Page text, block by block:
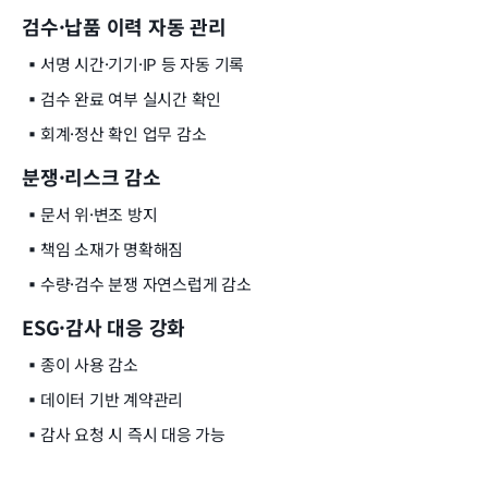
검수·납품 이력 자동 관리
▪️ 서명 시간·기기·IP 등 자동 기록
▪️ 검수 완료 여부 실시간 확인
▪️ 회계·정산 확인 업무 감소
분쟁·리스크 감소
▪️ 문서 위·변조 방지
▪️ 책임 소재가 명확해짐
▪️ 수량·검수 분쟁 자연스럽게 감소
ESG·감사 대응 강화
▪️ 종이 사용 감소
▪️ 데이터 기반 계약관리
▪️ 감사 요청 시 즉시 대응 가능